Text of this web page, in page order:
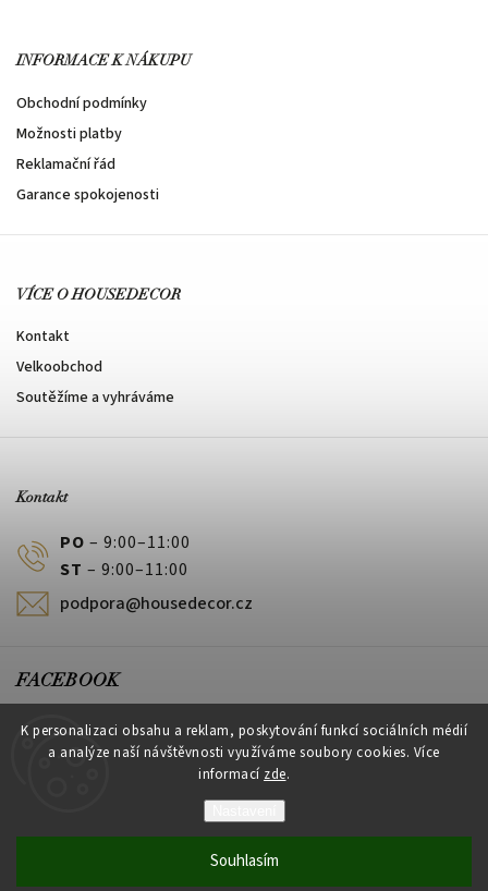
K personalizaci obsahu a reklam, poskytování funkcí sociálních médií
a analýze naší návštěvnosti využíváme soubory cookies. Více
informací zde.
Souhlasím
INFORMACE K NÁKUPU
Obchodní podmínky
Možnosti platby
Reklamační řád
Garance spokojenosti
VÍCE O HOUSEDECOR
Kontakt
Velkoobchod
Soutěžíme a vyhráváme
Kontakt
PO – 9:00–11:00
ST – 9:00–11:00
podpora@housedecor.cz
FACEBOOK
HouseDecor